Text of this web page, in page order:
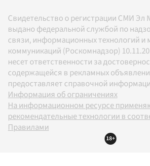
Свидетельство о регистрации СМИ Эл
выдано федеральной службой по
связи, информационных технологий и
коммуникаций (Роскомнадзор)
несет ответственности за
содержащейся в рекламных
предоставляет справочной
Информация об ограничениях
На информационном ресурсе
рекомендательные технологии в
Правилами
18+